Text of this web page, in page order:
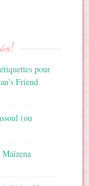
pour
Friend
(ou